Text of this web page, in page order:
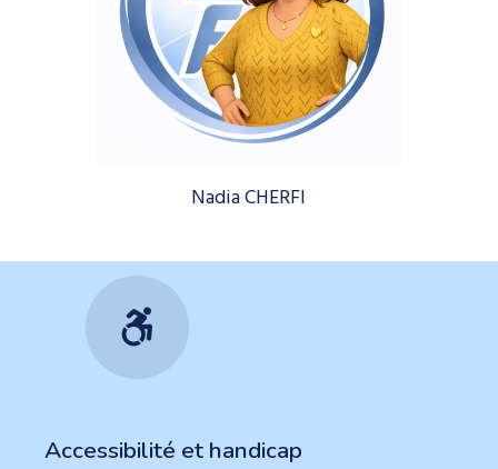
Nadia CHERFI
Accessibilité et handicap